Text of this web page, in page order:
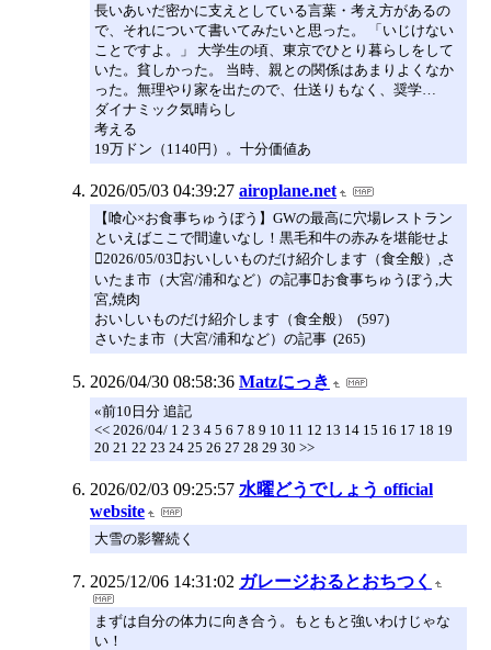
長いあいだ密かに支えとしている言葉・考え方があるの
で、それについて書いてみたいと思った。 「いじけない
ことですよ。」 大学生の頃、東京でひとり暮らしをして
いた。貧しかった。 当時、親との関係はあまりよくなか
った。無理やり家を出たので、仕送りもなく、奨学…
ダイナミック気晴らし
考える
19万ドン（1140円）。十分価値あ
2026/05/03 04:39:27 airoplane.net
【喰心×お食事ちゅうぼう】GWの最高に穴場レストラン
といえばここで間違いなし！黒毛和牛の赤みを堪能せよ
2026/05/03おいしいものだけ紹介します（食全般）,さ
いたま市（大宮/浦和など）の記事お食事ちゅうぼう,大
宮,焼肉
おいしいものだけ紹介します（食全般） (597)
さいたま市（大宮/浦和など）の記事 (265)
2026/04/30 08:58:36 Matzにっき
«前10日分 追記
<< 2026/04/ 1 2 3 4 5 6 7 8 9 10 11 12 13 14 15 16 17 18 19
20 21 22 23 24 25 26 27 28 29 30 >>
2026/02/03 09:25:57 水曜どうでしょう official
website
大雪の影響続く
2025/12/06 14:31:02 ガレージおるとおちつく
まずは自分の体力に向き合う。もともと強いわけじゃな
い！